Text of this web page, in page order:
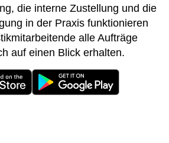
die interne Zustellung und die
in der Praxis funktionieren
alle Aufträge
auf einen Blick erhalten.